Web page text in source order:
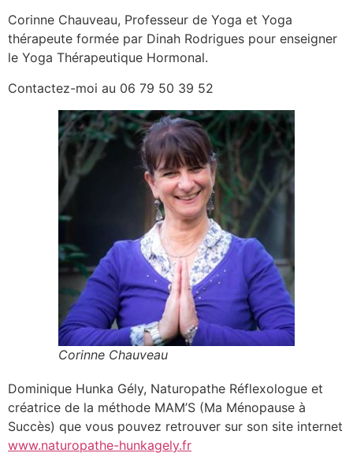
Corinne Chauveau, Professeur de Yoga et Yoga
thérapeute formée par Dinah Rodrigues pour enseigner
le Yoga Thérapeutique Hormonal.
Contactez-moi au 06 79 50 39 52
Corinne Chauveau
Dominique Hunka Gély, Naturopathe Réflexologue et
créatrice de la méthode MAM’S (Ma Ménopause à
Succès) que vous pouvez retrouver sur son site internet
www.naturopathe-hunkagely.fr